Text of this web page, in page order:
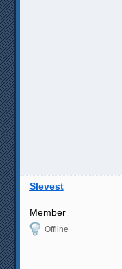
Slevest
Member
Offline